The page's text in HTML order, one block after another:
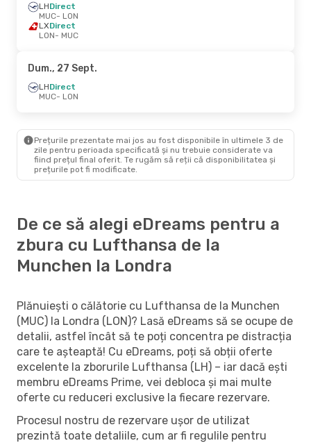
LHDirect
MUC- LON
LXDirect
LON- MUC
Dum., 27 Sept.
LHDirect
MUC- LON
Prețurile prezentate mai jos au fost disponibile în ultimele 3 de
zile pentru perioada specificată și nu trebuie considerate va
fiind prețul final oferit. Te rugăm să reții că disponibilitatea și
prețurile pot fi modificate.
De ce să alegi eDreams pentru a
zbura cu Lufthansa de la
Munchen la Londra
Plănuiești o călătorie cu Lufthansa de la Munchen
(MUC) la Londra (LON)? Lasă eDreams să se ocupe de
detalii, astfel încât să te poți concentra pe distracția
care te așteaptă! Cu eDreams, poți să obții oferte
excelente la zborurile Lufthansa (LH) – iar dacă ești
membru eDreams Prime, vei debloca și mai multe
oferte cu reduceri exclusive la fiecare rezervare.
Procesul nostru de rezervare ușor de utilizat
prezintă toate detaliile, cum ar fi regulile pentru